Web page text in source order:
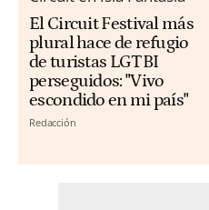
El Circuit Festival más
plural hace de refugio
de turistas LGTBI
perseguidos: "Vivo
escondido en mi país"
Redacción